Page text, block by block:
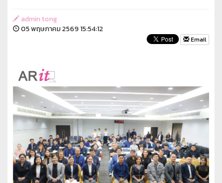
admin tong
05 พฤษภาคม 2569 15:54:12
Email